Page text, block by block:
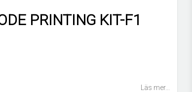
PRINTING KIT-F1
Läs mer...